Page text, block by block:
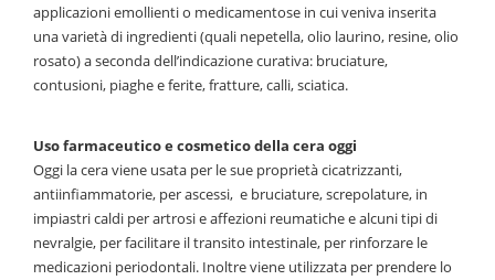
applicazioni emollienti o medicamentose in cui veniva inserita
una varietà di ingredienti (quali nepetella, olio laurino, resine, olio
rosato) a seconda dell’indicazione curativa: bruciature,
contusioni, piaghe e ferite, fratture, calli, sciatica.
Uso farmaceutico e cosmetico della cera oggi
Oggi la cera viene usata per le sue proprietà cicatrizzanti,
antiinfiammatorie, per ascessi, e bruciature, screpolature, in
impiastri caldi per artrosi e affezioni reumatiche e alcuni tipi di
nevralgie, per facilitare il transito intestinale, per rinforzare le
medicazioni periodontali. Inoltre viene utilizzata per prendere lo